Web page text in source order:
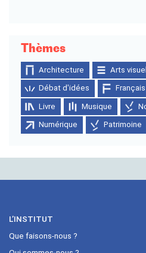
Thèmes
Architecture Arts
Débat d'idées Français
Livre Musique
Numérique Patrimoine
L’INSTITUT
Que faisons-nous ?